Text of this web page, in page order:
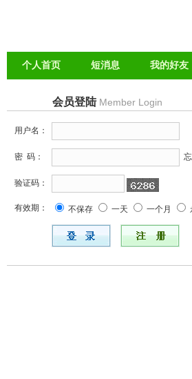
个人首页 短消息 我的好友
会员登陆 Member Login
用户名：
密 码：
验证码：
有效期： 不保存 一天 一个月